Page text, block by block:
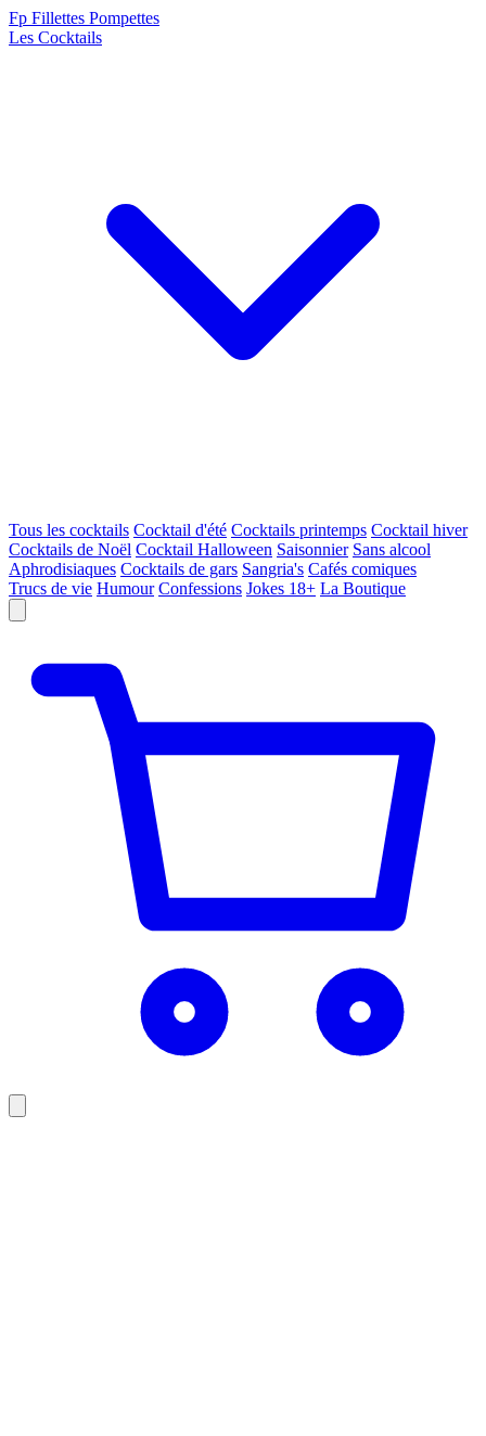
Fp Fillettes Pompettes
Les Cocktails
Tous les cocktails Cocktail d'été Cocktails printemps Cocktail hiver
Cocktails de Noël Cocktail Halloween Saisonnier Sans alcool
Aphrodisiaques Cocktails de gars Sangria's Cafés comiques
Trucs de vie Humour Confessions Jokes 18+ La Boutique